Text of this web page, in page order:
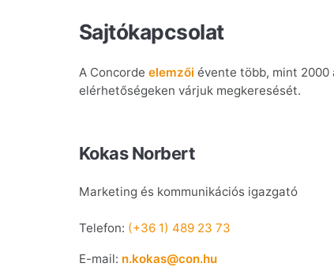
Sajtókapcsolat
A Concordeelemzői évente több, mint 2000
elérhetőségeken várjuk megkeresését.
Kokas Norbert
Marketing és kommunikációs igazgató
Telefon: (+36 1) 489 23 73
E-mail: n.kokas@con.hu